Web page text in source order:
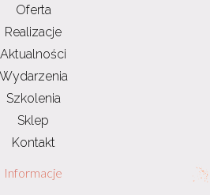
Oferta
Realizacje
Aktualności
Wydarzenia
Szkolenia
Sklep
Kontakt
Informacje